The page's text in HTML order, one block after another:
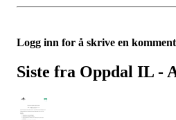
Logg inn for å skrive en
Siste fra Oppdal IL -